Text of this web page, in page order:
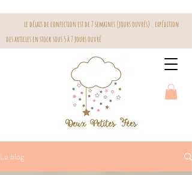
le délais de confection est de 7 semaines (jours ouvrés) . expédition
des articles en stock sous 5 à 7 jours ouvré
Le blog